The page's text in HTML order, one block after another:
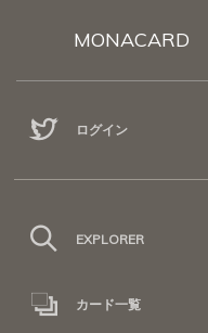
MONACARD
ログイン
EXPLORER
カード一覧